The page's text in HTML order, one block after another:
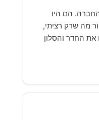
הם היו
מה שרק רציתי,
את החדר והסלון